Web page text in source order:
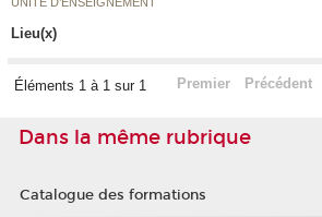
Lieu(x)
Éléments 1 à 1 sur 1 Premier Précédent
Dans la même rubrique
Catalogue des formations